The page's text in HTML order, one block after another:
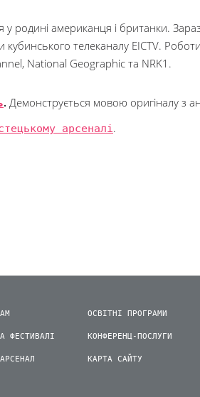
у родині американця і британки.
кубинського телеканалу EICTV.
National Geographic та NRK1.
. Демонструється мовою оригіналу з
арсеналі.
ФЕСТИВАЛІ
ОСВІТНІ ПРОГРАМИ
КОНФЕРЕНЦ-ПОСЛУГИ
КАРТА САЙТУ